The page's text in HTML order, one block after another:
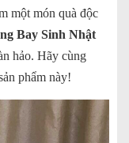
một món quà độc
Bay Sinh Nhật
hảo. Hãy cùng
phẩm này!